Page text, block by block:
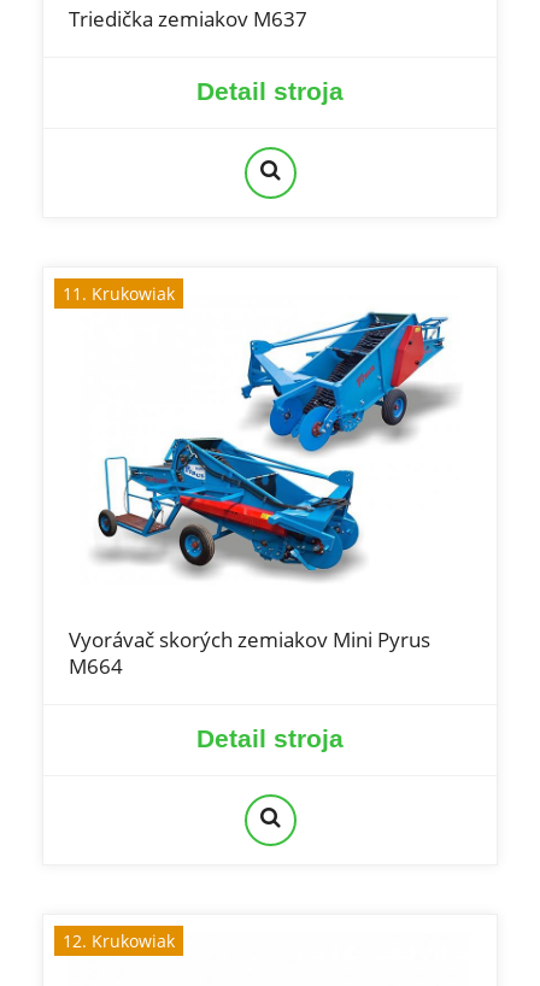
Triedička zemiakov M637
Detail stroja
11. Krukowiak
Vyorávač skorých zemiakov Mini Pyrus
M664
Detail stroja
12. Krukowiak